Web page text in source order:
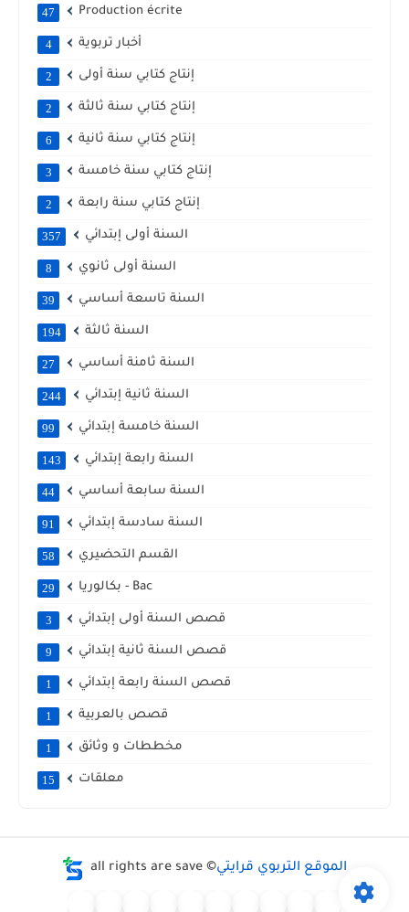
Production écrite
47
أخبار تربوية 4
إنتاج كتابي سنة أولى 2
إنتاج كتابي سنة ثالثة 2
إنتاج كتابي سنة ثانية 6
إنتاج كتابي سنة خامسة 3
إنتاج كتابي سنة رابعة 2
السنة أولى إبتدائي 357
السنة أولى ثانوي 8
السنة تاسعة أساسي 39
السنة ثالثة 194
السنة ثامنة أساسي 27
السنة ثانية إبتدائي 244
السنة خامسة إبتدائي 99
السنة رابعة إبتدائي 143
السنة سابعة أساسي 44
السنة سادسة إبتدائي 91
القسم التحضيري 58
بكالوريا - Bac 29
قصص السنة أولى إبتدائي 3
قصص السنة ثانية إبتدائي 9
قصص السنة رابعة إبتدائي 1
قصص بالعربية 1
مخططات و وثائق 1
معلقات 15
all rights are save ©الموقع التربوي قرايتي